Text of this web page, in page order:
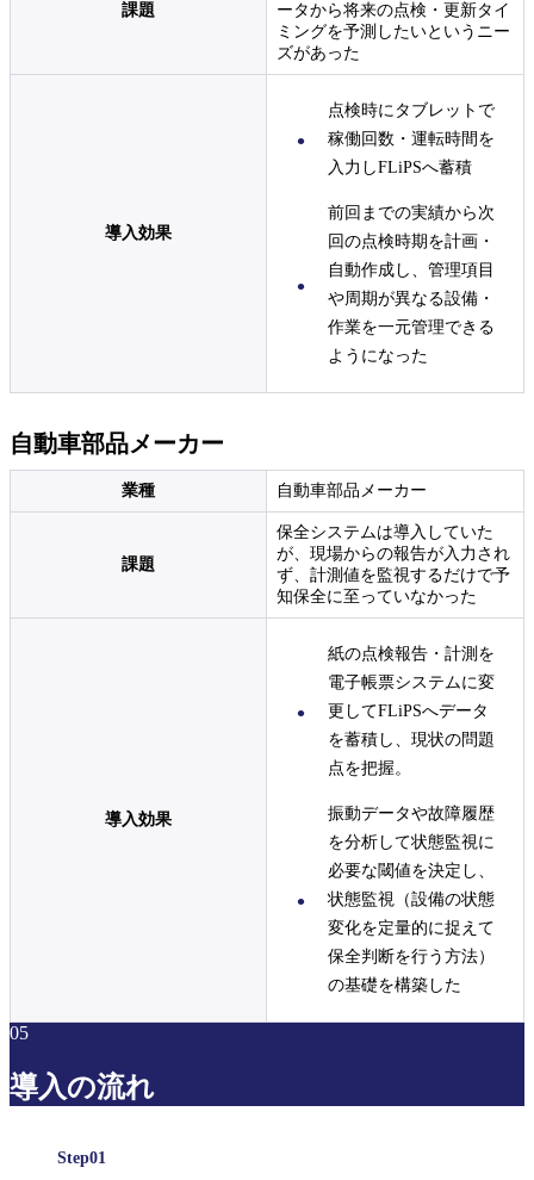
課題
ータから将来の点検・更新タイ
ミングを予測したいというニー
ズがあった
導入効果
点検時にタブレットで
稼働回数・運転時間を
入力しFLiPSへ蓄積
前回までの実績から次
回の点検時期を計画・
自動作成し、管理項目
や周期が異なる設備・
作業を一元管理できる
ようになった
自動車部品メーカー
業種 自動車部品メーカー
課題
保全システムは導入していた
が、現場からの報告が入力され
ず、計測値を監視するだけで予
知保全に至っていなかった
導入効果
紙の点検報告・計測を
電子帳票システムに変
更してFLiPSへデータ
を蓄積し、現状の問題
点を把握。
振動データや故障履歴
を分析して状態監視に
必要な閾値を決定し、
状態監視（設備の状態
変化を定量的に捉えて
保全判断を行う方法）
の基礎を構築した
05
導入の流れ